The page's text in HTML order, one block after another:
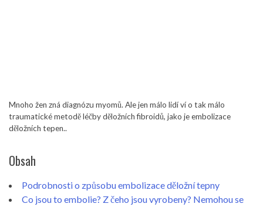
Mnoho žen zná diagnózu myomů. Ale jen málo lidí ví o tak málo
traumatické metodě léčby děložních fibroidů, jako je embolizace
děložních tepen..
Obsah
Podrobnosti o způsobu embolizace děložní tepny
Co jsou to embolie? Z čeho jsou vyrobeny? Nemohou se